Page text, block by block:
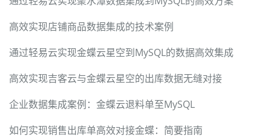
高效实现店铺商品数据集成的技术案例
通过轻易云实现金蝶云星空到MySQL的数据高效集成
高效实现吉客云与金蝶云星空的出库数据无缝对接
企业数据集成案例：金蝶云退料单至MySQL
如何实现销售出库单高效对接金蝶：简要指南